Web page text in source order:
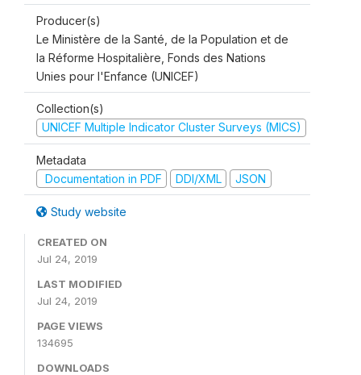
Producer(s)
Le Ministère de la Santé, de la Population et de
la Réforme Hospitalière, Fonds des Nations
Unies pour l'Enfance (UNICEF)
Collection(s)
UNICEF Multiple Indicator Cluster Surveys (MICS)
Metadata
Documentation in PDF
DDI/XML JSON
Study website
CREATED ON
Jul 24, 2019
LAST MODIFIED
Jul 24, 2019
PAGE VIEWS
134695
DOWNLOADS